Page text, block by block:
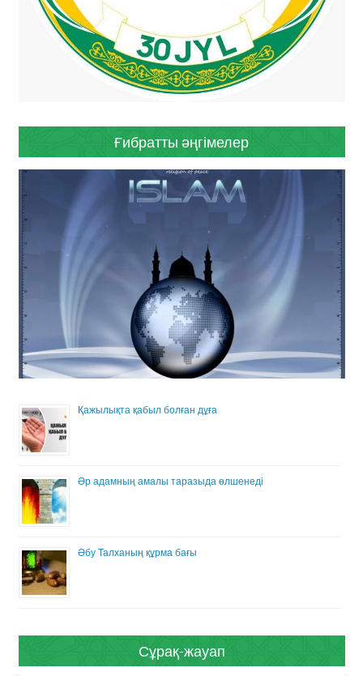
Ғибратты әңгімелер
Қажылықта қабыл болған дұға
Әр адамның амалы таразыда өлшенеді
Әбу Талханың құрма бағы
Сұрақ-жауап